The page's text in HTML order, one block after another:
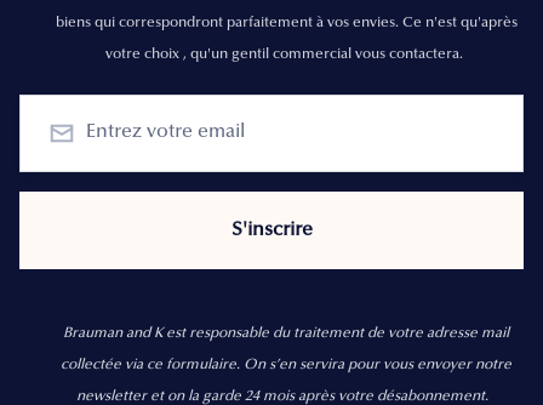
biens qui correspondront parfaitement à vos envies. Ce n'est qu'après
votre choix , qu'un gentil commercial vous contactera.
Brauman and K est responsable du traitement de votre adresse mail
collectée via ce formulaire. On s’en servira pour vous envoyer notre
newsletter et on la garde 24 mois après votre désabonnement.